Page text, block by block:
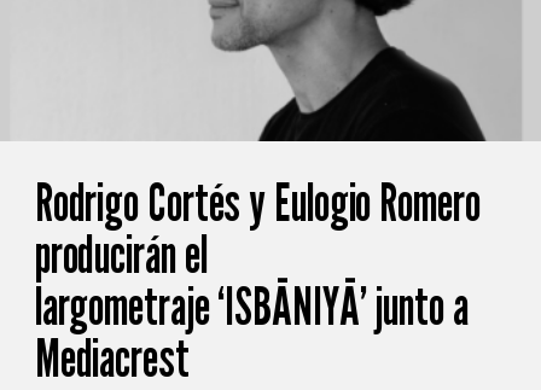
Rodrigo Cortés y Eulogio Romero
producirán el
largometraje ‘ISBĀNIYĀ’ junto a
Mediacrest